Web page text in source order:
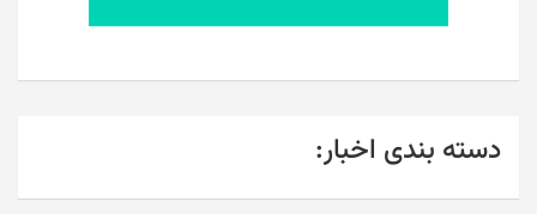
دسته بندی اخبار: